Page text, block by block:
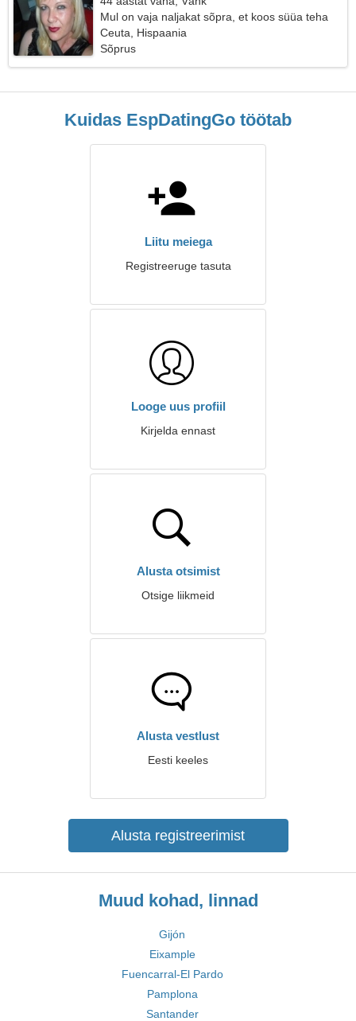
Mul on vaja naljakat sõpra, et koos süüa teha
Ceuta, Hispaania
Sõprus
Kuidas EspDatingGo töötab
Liitu meiega
Registreeruge tasuta
Looge uus profiil
Kirjelda ennast
Alusta otsimist
Otsige liikmeid
Alusta vestlust
Eesti keeles
Alusta registreerimist
Muud kohad, linnad
Gijón
Eixample
Fuencarral-El Pardo
Pamplona
Santander